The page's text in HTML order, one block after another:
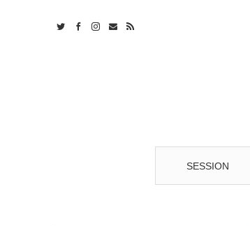
SESSION